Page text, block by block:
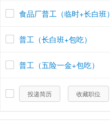
食品厂普工（临时+长白班）
普工（长白班+包吃）
普工（五险一金+包吃）
投递简历 收藏职位